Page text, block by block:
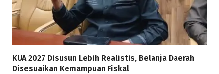
KUA 2027 Disusun Lebih Realistis, Belanja Daerah
Disesuaikan Kemampuan Fiskal